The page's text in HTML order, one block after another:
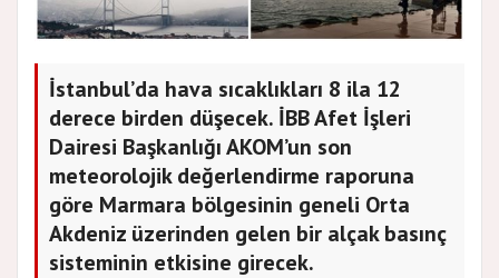
İstanbul’da hava sıcaklıkları 8 ila 12
derece birden düşecek. İBB Afet İşleri
Dairesi Başkanlığı AKOM’un son
meteorolojik değerlendirme raporuna
göre Marmara bölgesinin geneli Orta
Akdeniz üzerinden gelen bir alçak basınç
sisteminin etkisine girecek.